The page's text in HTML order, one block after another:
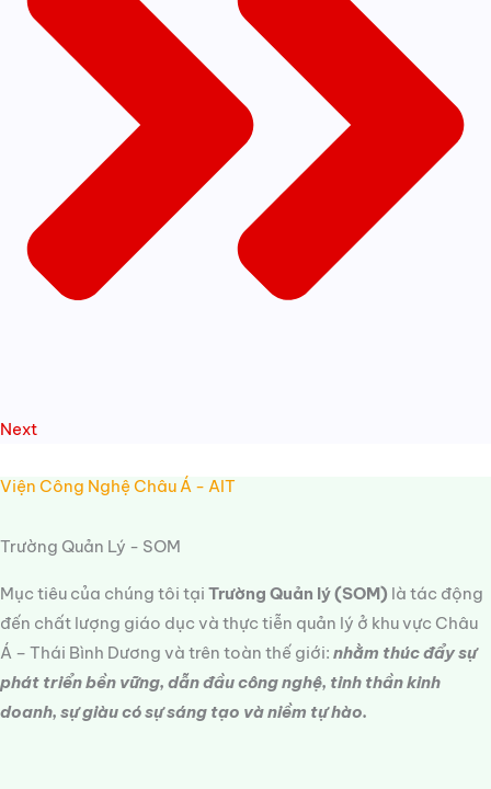
Next
Viện Công Nghệ Châu Á - AIT
Trường Quản Lý - SOM
Mục tiêu của chúng tôi tại Trường Quản lý (SOM) là tác động
đến chất lượng giáo dục và thực tiễn quản lý ở khu vực Châu
Á – Thái Bình Dương và trên toàn thế giới: nhằm thúc đẩy sự
phát triển bền vững, dẫn đầu công nghệ, tinh thần kinh
doanh, sự giàu có sự sáng tạo và niềm tự hào.